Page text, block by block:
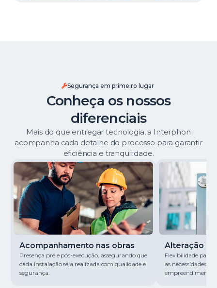
Segurança em primeiro lugar
Conheça os nossos
diferenciais
Mais do que entregar tecnologia, a Interphon
acompanha cada detalhe do processo para garantir
eficiência e tranquilidade.
Acompanhamento nas obras
Presença pré e pós-execução, assegurando que
cada instalação seja realizada com qualidade e
segurança.
Alteração
Flexibilidade para
as necessidades
empreendimento.